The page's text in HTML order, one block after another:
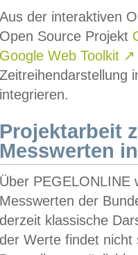
Aus der interaktiven
Open Source Projekt
Google Web Toolkit ↗
Zeitreihendarstellung
integrieren.
Projektarbeit
Messwerten
Über PEGELONLINE
Messwerten der
derzeit klassische
der Werte findet